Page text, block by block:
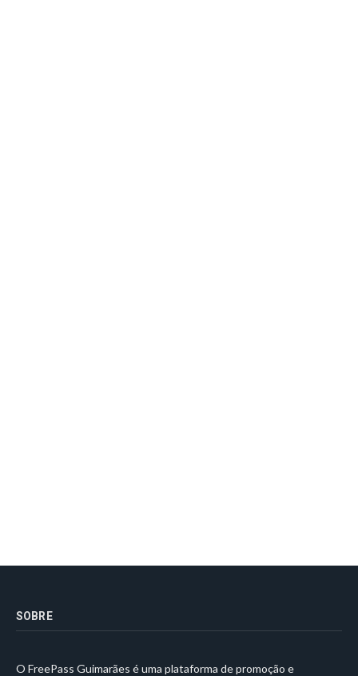
SOBRE
O FreePass Guimarães é uma plataforma de promoção e